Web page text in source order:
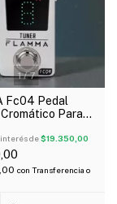
1/7
Fc04 Pedal
Para
de$19.350,00
con Transferencia o